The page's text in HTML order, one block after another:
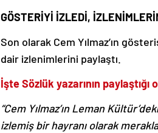
GÖSTERİYİ İZLEDİ,
Son olarak Cem Yılmaz’ın
dair izlenimlerini paylaştı.
İşte Sözlük yazarının paylaştığı
“Cem Yılmaz’ın Leman
izlemiş bir hayranı olarak